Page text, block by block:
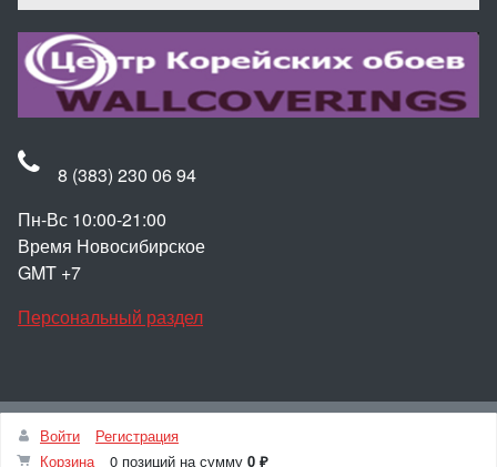
8 (383) 230 06 94
Пн-Вс 10:00-21:00
Время Новосибирское
GMT +7
Персональный раздел
© Интернет-магазин Корейские обои для стен
Войти
Регистрация
Корзина
0 позиций на сумму 0 ₽